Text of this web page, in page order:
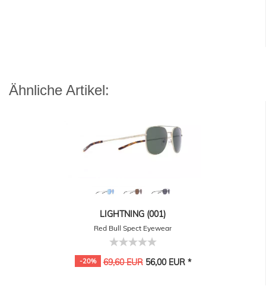
Ähnliche Artikel:
LIGHTNING (001)
Red Bull Spect Eyewear
-20% 69,60 EUR56,00 EUR *